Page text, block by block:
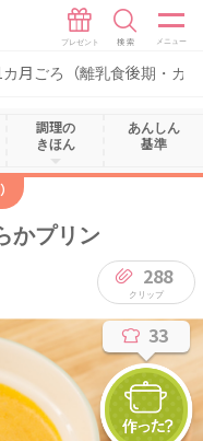
月ごろ（離乳食後期・カ
調理の
きほん
あんしん
基準
かプリン
288
33